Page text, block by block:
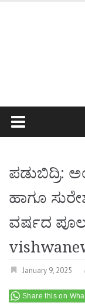
ಪಡುಬಿದ್ರಿ:
ಹಾಗೂ
ವರ್ಷದ ಪೂಲ
January 9, 2025
Share this on